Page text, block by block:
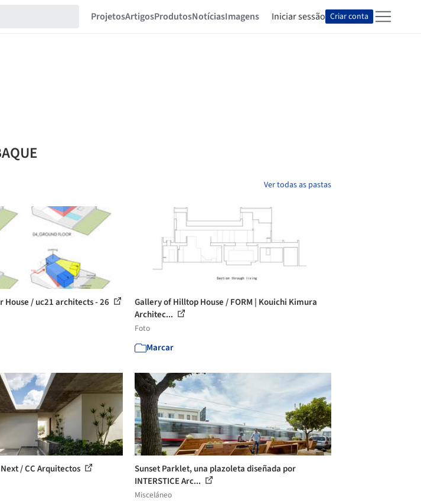
ProjetosArtigosProdutosNotíciasImagens Iniciar sessão Criar conta
Ver todas as pastas
House / uc21 architects - 26
Gallery of Hilltop House / FORM | Kouichi Kimura
Architec...
Foto
Marcar
/ CC Arquitectos
Sunset Parklet, una plazoleta diseñada por
INTERSTICE Arc...
Misceláneo